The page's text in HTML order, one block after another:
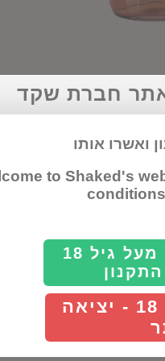
מידע נוסף
ארץ
זן ענבים
יקב
מידת יובש
נפח
סוג יין
חברת שקד
ואשרו אותו
to Shaked's
אני מצהיר שאני מעל גיל 18
אני מתחת לגיל 18 - יציאה